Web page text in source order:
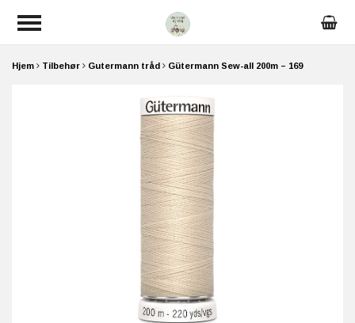
Hjem Tilbehør Gutermann tråd Gütermann Sew-all 200m – 169